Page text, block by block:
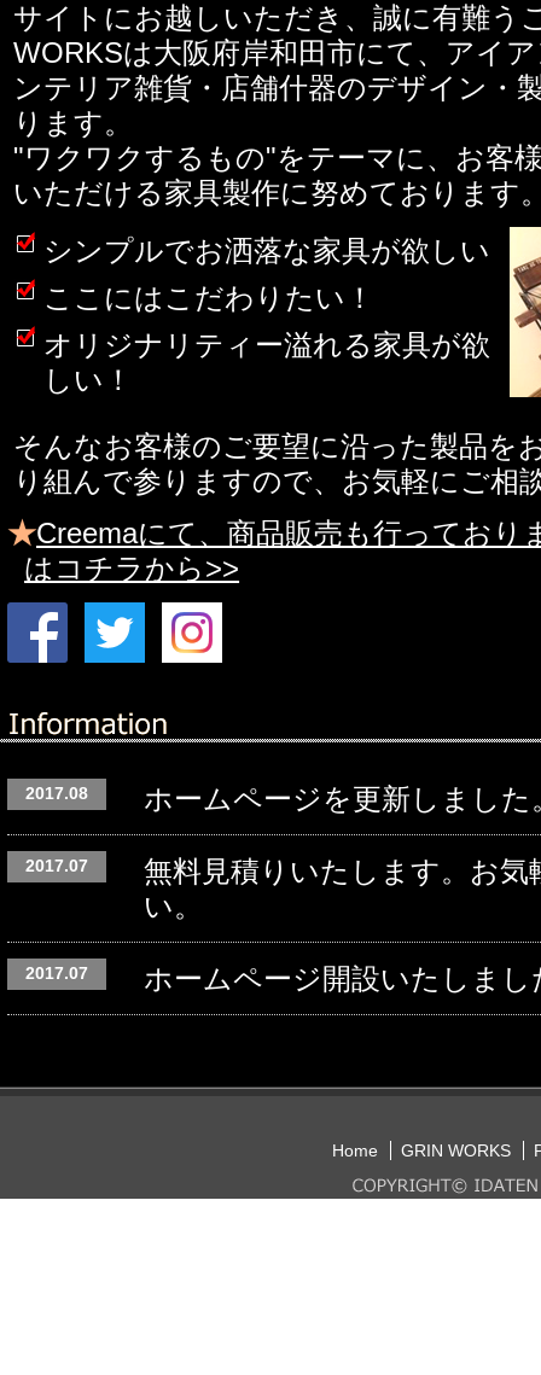
サイトにお越しいただき、誠に有難う
WORKSは大阪府岸和田市にて、アイ
ンテリア雑貨・店舗什器のデザイン・
ります。
"ワクワクするもの"をテーマに、お客
いただける家具製作に努めております
シンプルでお洒落な家具が欲しい
ここにはこだわりたい！
オリジナリティー溢れる家具が欲
しい！
そんなお客様のご要望に沿った製品を
り組んで参りますので、お気軽にご相
★Creemaにて、商品販売も行っており
はコチラから>>
2017.08 ホームページを更新しました
2017.07
無料見積りいたします。お気
い。
2017.07 ホームページ開設いたしまし
Home GRIN WORKS